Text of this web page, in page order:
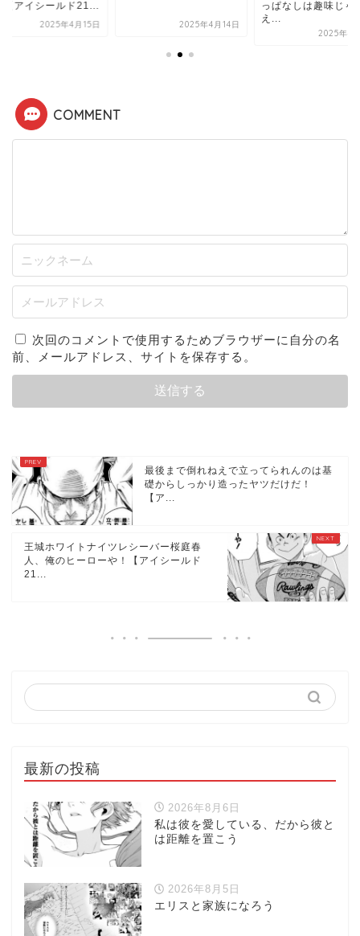
【アイシールド21...
2025年4月15日 2025年4月14日
っぱなしは趣味じゃ
え...
2025年4
COMMENT
次回のコメントで使用するためブラウザーに自分の名
前、メールアドレス、サイトを保存する。
最後まで倒れねえで立ってられんのは基
礎からしっかり造ったヤツだけだ！
【ア...
王城ホワイトナイツレシーバー桜庭春
人、俺のヒーローや！【アイシールド
21...
最新の投稿
2026年8月6日
私は彼を愛している、だから彼と
は距離を置こう
2026年8月5日
エリスと家族になろう